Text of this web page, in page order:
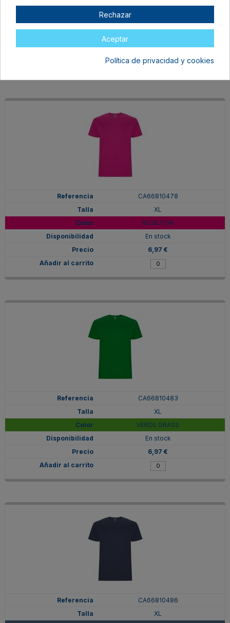
XL
6,97 €
CA66810478
XL
ROSETON
En stock
6,97 €
CA66810483
XL
VERDE GRASS
En stock
6,97 €
CA66810486
XL
Rechazar
Aceptar
Política de privacidad y cookies